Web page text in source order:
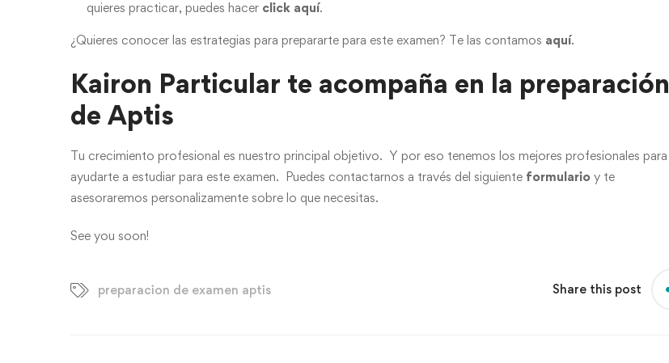
quieres practicar, puedes hacer click aquí.
¿Quieres conocer las estrategias para prepararte para este examen? Te las contamos aquí.
Kairon Particular te acompaña en la preparación
de Aptis
Tu crecimiento profesional es nuestro principal objetivo. Y por eso tenemos los mejores profesionales para
ayudarte a estudiar para este examen. Puedes contactarnos a través del siguiente formulario y te
asesoraremos personalizamente sobre lo que necesitas.
See you soon!
preparacion de examen aptis Share this post